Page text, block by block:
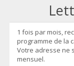
1 fois par mois,
programme de la
Votre adresse ne
mensuel.